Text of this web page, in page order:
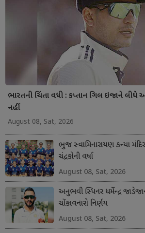
ભારતની ચિંતા વધી : કપ્તાન ગિલ ઇજાને લીધે
નહીં
August 08, Sat, 2026
ભુજ સ્વામિનારાયણ કન્યા
ચંદ્રકોની વર્ષા
August 08, Sat, 2026
અનુભવી સ્પિનર ધર્મેન્દ્ર
ચોંકાવનારો નિર્ણય
August 08, Sat, 2026